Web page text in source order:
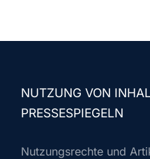
NUTZUNG VON
PRESSESPIEGELN
Nutzungsrechte und